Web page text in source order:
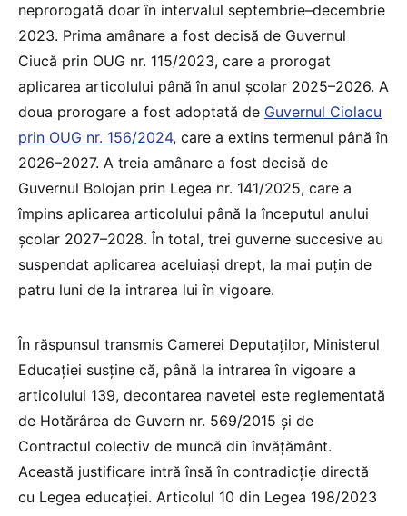
neprorogată doar în intervalul septembrie–decembrie
2023. Prima amânare a fost decisă de Guvernul
Ciucă prin OUG nr. 115/2023, care a prorogat
aplicarea articolului până în anul școlar 2025–2026. A
doua prorogare a fost adoptată de Guvernul Ciolacu
prin OUG nr. 156/2024, care a extins termenul până în
2026–2027. A treia amânare a fost decisă de
Guvernul Bolojan prin Legea nr. 141/2025, care a
împins aplicarea articolului până la începutul anului
școlar 2027–2028. În total, trei guverne succesive au
suspendat aplicarea aceluiași drept, la mai puțin de
patru luni de la intrarea lui în vigoare.
În răspunsul transmis Camerei Deputaților, Ministerul
Educației susține că, până la intrarea în vigoare a
articolului 139, decontarea navetei este reglementată
de Hotărârea de Guvern nr. 569/2015 și de
Contractul colectiv de muncă din învățământ.
Această justificare intră însă în contradicție directă
cu Legea educației. Articolul 10 din Legea 198/2023